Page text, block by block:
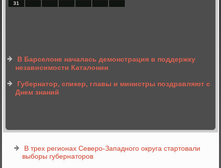
31
В Барселоне началась демонстрация в поддержку
независимости Каталонии
Губернатор, спикер, главы и министры поздравляют с
Днем знаний
В трех регионах Северо-Западного округа стартовали
выборы губернаторов